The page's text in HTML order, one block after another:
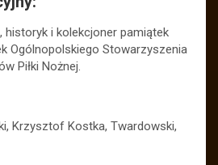
i kolekcjoner pamiątek
Ogólnopolskiego Stowarzyszenia
Piłki Nożnej.
Krzysztof Kostka, Twardowski,